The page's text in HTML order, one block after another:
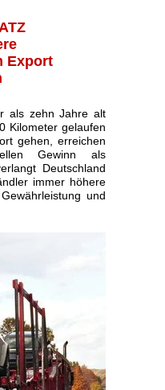
Export
als zehn Jahre alt
Kilometer gelaufen
gehen, erreichen
Gewinn als
Deutschland
immer höhere
und